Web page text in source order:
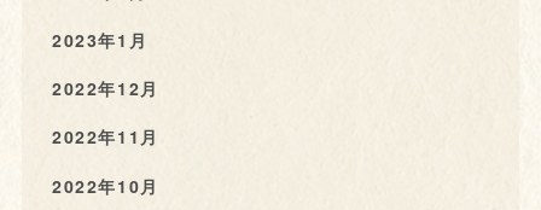
2023年1月
2022年12月
2022年11月
2022年10月